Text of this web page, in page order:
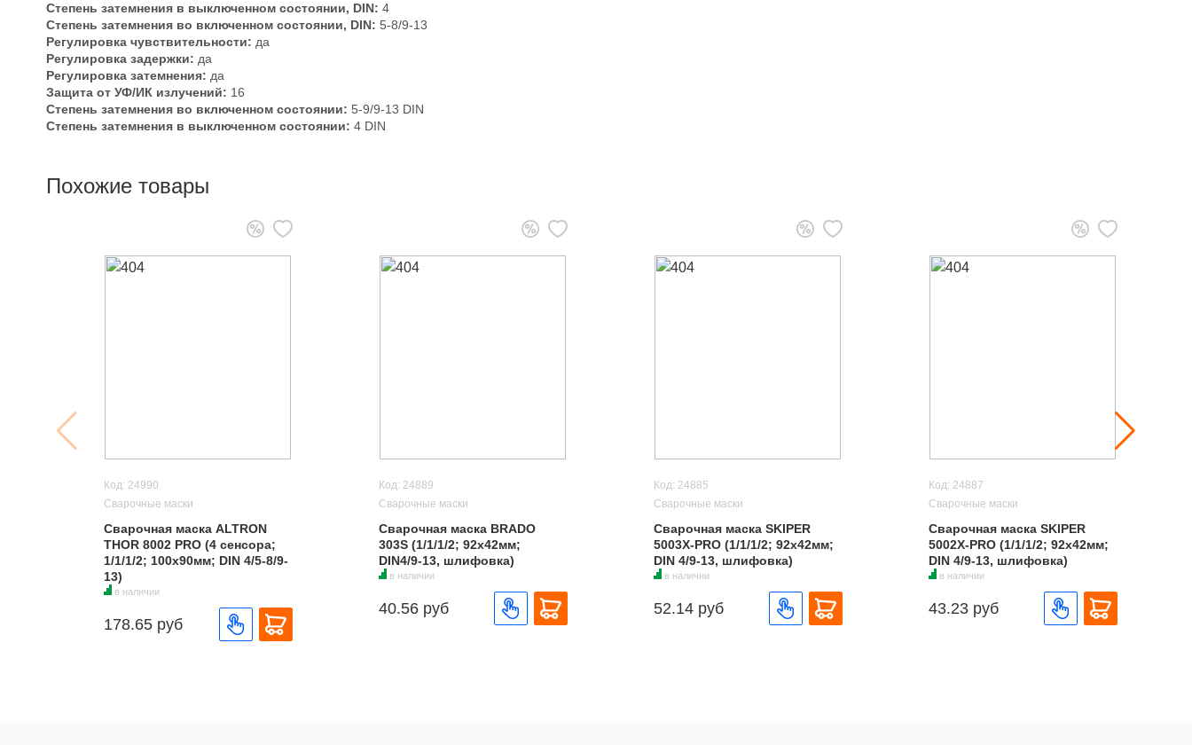
Степень затемнения в выключенном состоянии, DIN: 4
Степень затемнения во включенном состоянии, DIN: 5-8/9-13
Регулировка чувствительности: да
Регулировка задержки: да
Регулировка затемнения: да
Защита от УФ/ИК излучений: 16
Степень затемнения во включенном состоянии: 5-9/9-13 DIN
Степень затемнения в выключенном состоянии: 4 DIN
Похожие товары
Код: 24990
Сварочные маски
Сварочная маска ALTRON
THOR 8002 PRO (4 сенсора;
1/1/1/2; 100х90мм; DIN 4/5-8/9-
13)
в наличии
178.65 руб
Код: 24889
Сварочные маски
Сварочная маска BRADO
303S (1/1/1/2; 92х42мм;
DIN4/9-13, шлифовка)
в наличии
40.56 руб
Код: 24885
Сварочные маски
Сварочная маска SKIPER
5003X-PRO (1/1/1/2; 92х42мм;
DIN 4/9-13, шлифовка)
в наличии
52.14 руб
Код: 24887
Сварочные маски
Сварочная маска SKIPER
5002X-PRO (1/1/1/2; 92х42мм;
DIN 4/9-13, шлифовка)
в наличии
43.23 руб